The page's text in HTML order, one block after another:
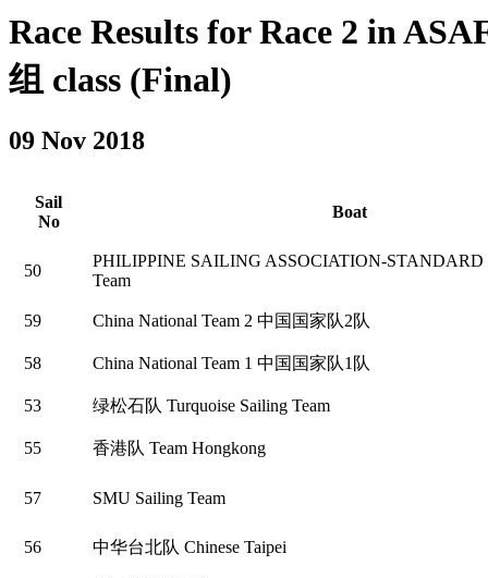
Race Results for Race 2 in
组 class (Final)
09 Nov 2018
Sail
No
Boat
50
PHILIPPINE SAILING ASSOCIATION-
Team
59 China National Team 2 中国国家队2队
58 China National Team 1 中国国家队1队
53 绿松石队 Turquoise Sailing Team
55 香港队 Team Hongkong
57 SMU Sailing Team
56 中华台北队 Chinese Taipei